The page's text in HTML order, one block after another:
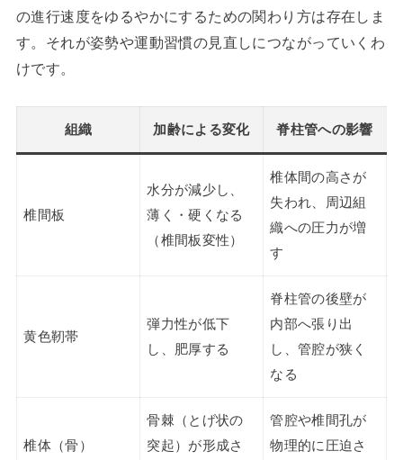
の進行速度をゆるやかにするための関わり方は存在しま
す。それが姿勢や運動習慣の見直しにつながっていくわ
けです。
組織 加齢による変化 脊柱管への影響
椎間板
水分が減少し、
薄く・硬くなる
（椎間板変性）
椎体間の高さが
失われ、周辺組
織への圧力が増
す
黄色靭帯
弾力性が低下
し、肥厚する
脊柱管の後壁が
内部へ張り出
し、管腔が狭く
なる
椎体（骨）
骨棘（とげ状の
突起）が形成さ
管腔や椎間孔が
物理的に圧迫さ